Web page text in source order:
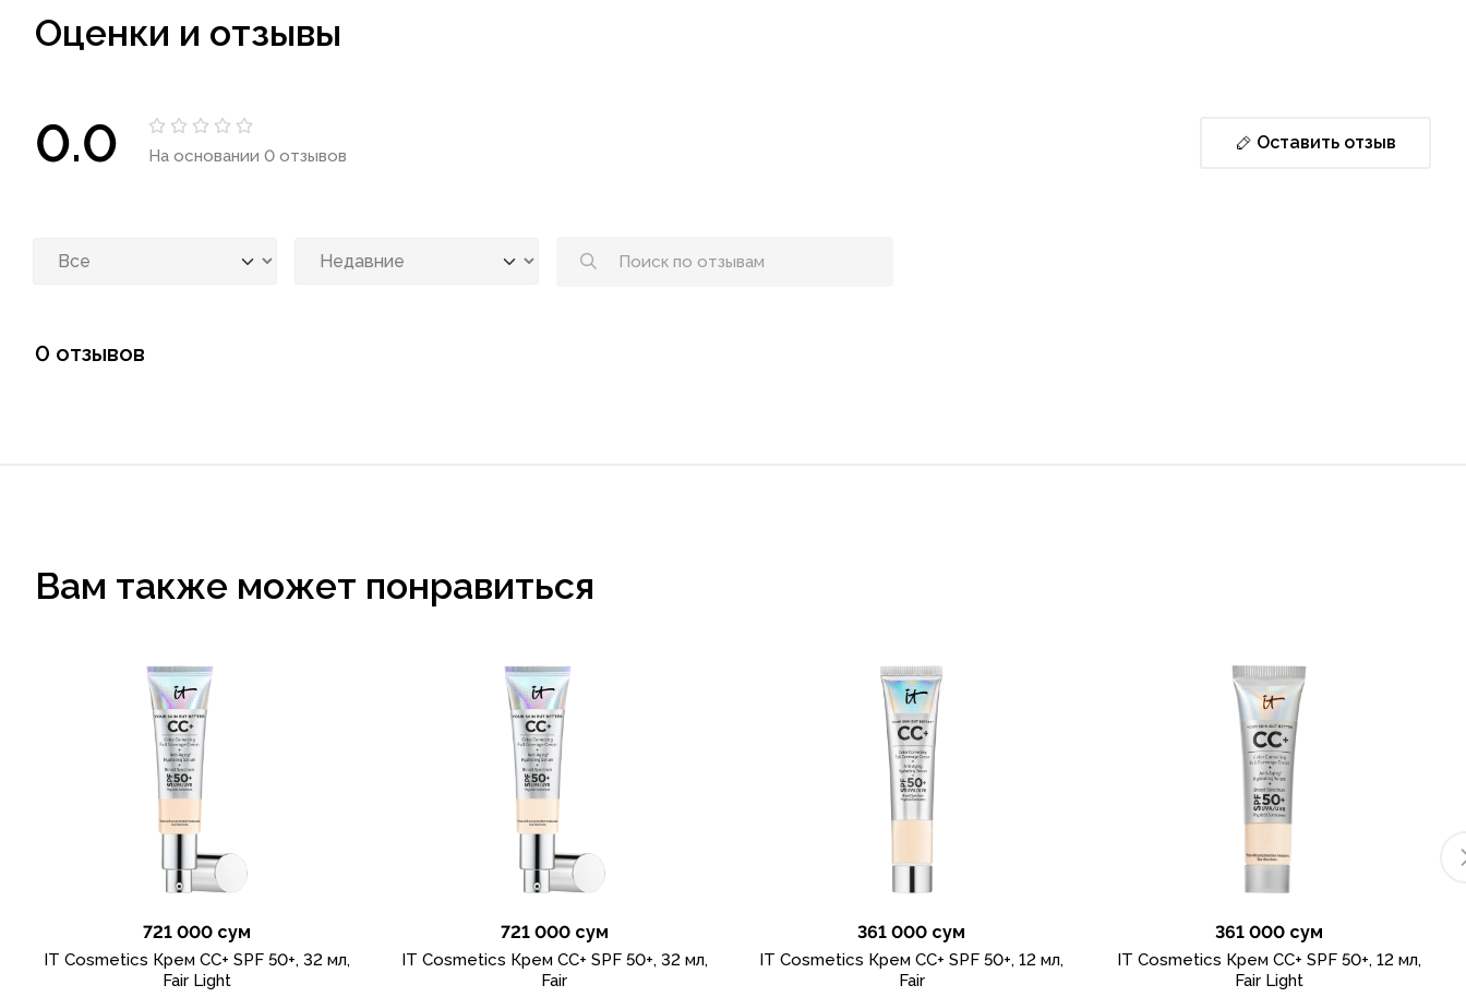
Оценки и отзывы
0.0 На основании 0 отзывов
Оставить отзыв
0 отзывов
Вам также может понравиться
721 000 сум
IT Cosmetics Крем CC+ SPF 50+, 32 мл,
Fair Light
721 000 сум
IT Cosmetics Крем CC+ SPF 50+, 32 мл,
Fair
361 000 сум
IT Cosmetics Крем CC+ SPF 50+, 12 мл,
Fair
361 000 сум
IT Cosmetics Крем CC+ SPF 50+, 12 мл,
Fair Light